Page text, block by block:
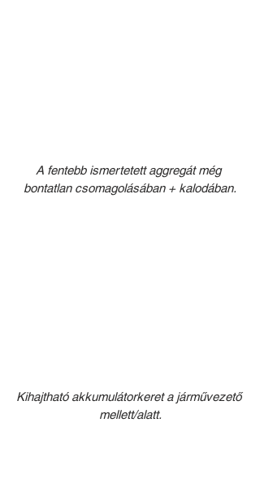
A fentebb ismertetett aggregát még
bontatlan csomagolásában + kalodában.
Kihajtható akkumulátorkeret a járművezető
mellett/alatt.